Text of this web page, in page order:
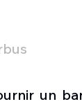
un